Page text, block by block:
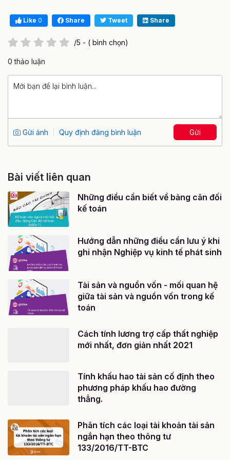
Like 0 Share Tweet Share
/5 - ( bình chọn)
0 thảo luận
Gửi ảnh Quy định đăng bình luận Gửi
Bài viết liên quan
Những điều cần biết về bảng cân đối
kế toán
Hướng dẫn những điều cần lưu ý khi
ghi nhận Nghiệp vụ kinh tế phát sinh
Tài sản và nguồn vốn - mối quan hệ
giữa tài sản và nguồn vốn trong kế
toán
Cách tính lương trợ cấp thất nghiệp
mới nhất, đơn giản nhất 2021
Tính khấu hao tài sản cố định theo
phương pháp khấu hao đường
thẳng.
Phân tích các loại tài khoản tài sản
ngắn hạn theo thông tư
133/2016/TT-BTC